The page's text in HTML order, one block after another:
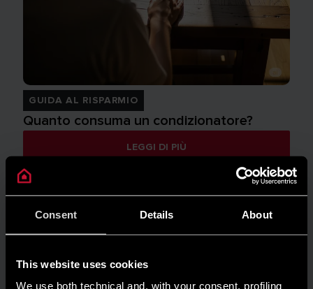
Consent Details About
This website uses cookies
We use both technical and, with your consent, profiling
GUIDA AL RISPARMIO
Quanto consuma un condizionatore?
LEGGI DI PIÙ